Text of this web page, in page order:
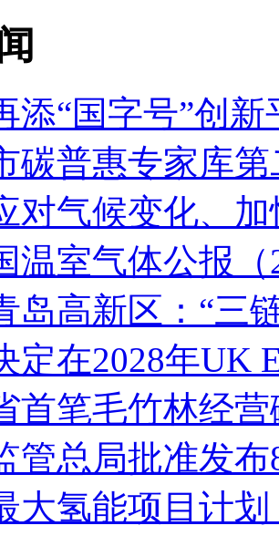
添“国字号”创
碳普惠专家库
对气候变化、
温室气体公报
岛高新区：“三
定在2028年UK
首笔毛竹林经
管总局批准发
大氢能项目计